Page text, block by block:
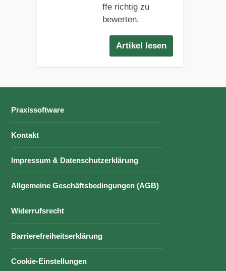
ffe richtig zu
bewerten.
Artikel lesen
Praxissoftware
Kontakt
Impressum & Datenschutzerklärung
Allgemeine Geschäftsbedingungen (AGB)
Widerrufsrecht
Barrierefreiheitserklärung
Cookie-Einstellungen